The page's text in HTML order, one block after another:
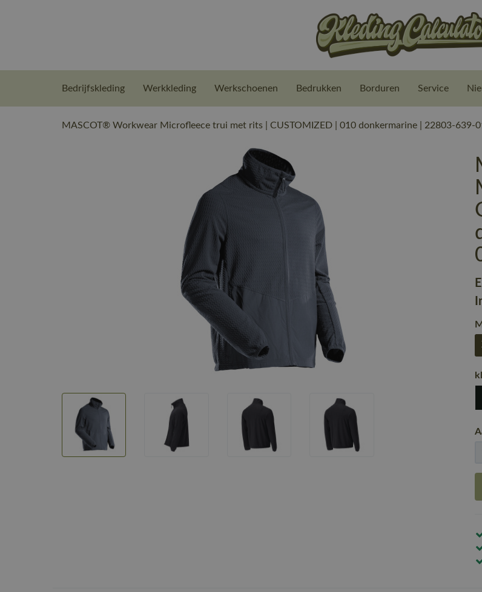
Bedrijfskleding Werkkleding Werkschoenen Bedrukken Borduren Service
MASCOT® Workwear Microfleece trui met rits | CUSTOMIZED | 010 donkermarine | 22803-639-